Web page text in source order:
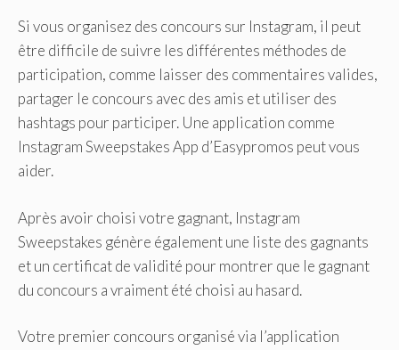
Si vous organisez des concours sur Instagram, il peut
être difficile de suivre les différentes méthodes de
participation, comme laisser des commentaires valides,
partager le concours avec des amis et utiliser des
hashtags pour participer. Une application comme
Instagram Sweepstakes App d’Easypromos peut vous
aider.
Après avoir choisi votre gagnant, Instagram
Sweepstakes génère également une liste des gagnants
et un certificat de validité pour montrer que le gagnant
du concours a vraiment été choisi au hasard.
Votre premier concours organisé via l’application